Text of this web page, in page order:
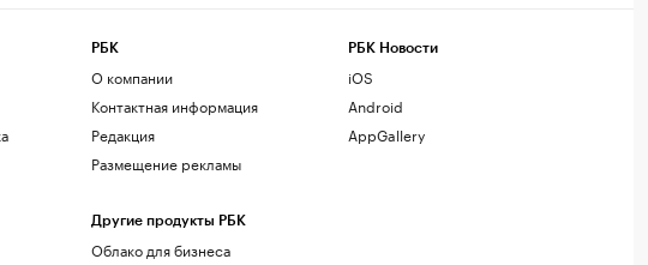
РБК
О компании
Контактная информация
Редакция
Размещение рекламы
Другие продукты РБК
Облако для бизнеса
РБК Новости
iOS
Android
AppGallery